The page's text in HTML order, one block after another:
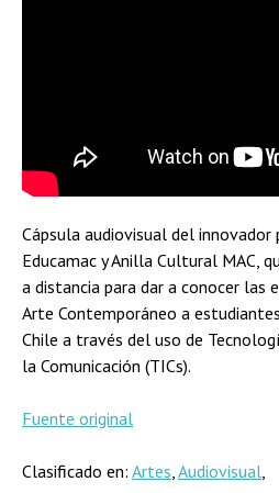
Cápsula audiovisual del
Educamac y Anilla Cultural MAC,
a distancia para dar a conocer las
Arte Contemporáneo a
Chile a través del uso de
la Comunicación (TICs).
Fuente original
Clasificado en: Artes,Audiovisual,